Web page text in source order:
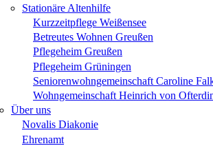
Stationäre Altenhilfe
Kurzzeitpflege Weißensee
Betreutes Wohnen Greußen
Pflegeheim Greußen
Pflegeheim Grüningen
Seniorenwohngemeinschaft Caroline
Wohngemeinschaft Heinrich von
Über uns
Novalis Diakonie
Ehrenamt